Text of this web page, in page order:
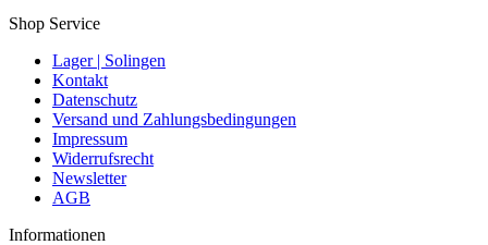
Shop Service
Lager | Solingen
Kontakt
Datenschutz
Versand und Zahlungsbedingungen
Impressum
Widerrufsrecht
Newsletter
AGB
Informationen